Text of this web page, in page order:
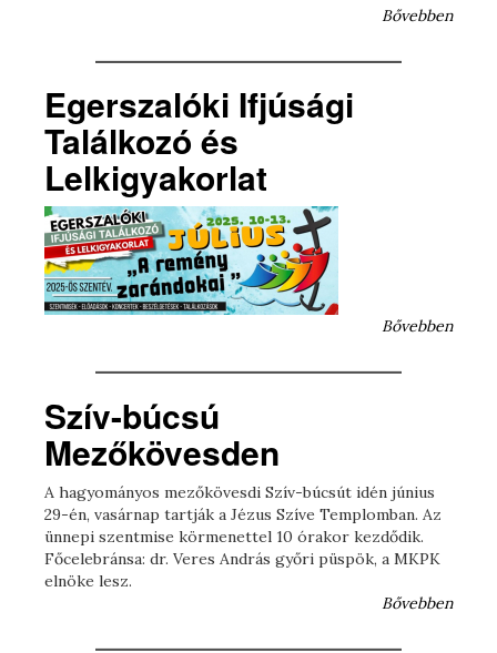
Bővebben
Egerszalóki Ifjúsági
Találkozó és
Lelkigyakorlat
Bővebben
Szív-búcsú
Mezőkövesden
A hagyományos mezőkövesdi Szív-búcsút idén június
29-én, vasárnap tartják a Jézus Szíve Templomban. Az
ünnepi szentmise körmenettel 10 órakor kezdődik.
Főcelebránsa: dr. Veres András győri püspök, a MKPK
elnöke lesz.
Bővebben